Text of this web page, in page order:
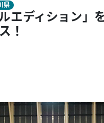
県
エディション」
！